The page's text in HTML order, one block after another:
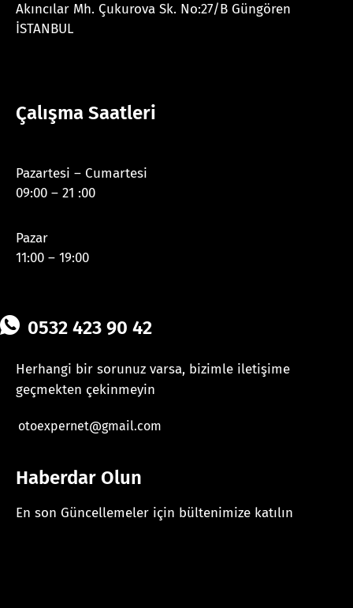
Akıncılar Mh. Çukurova Sk. No:27/B Güngören
İSTANBUL
Çalışma Saatleri
Pazartesi – Cumartesi
09:00 – 21 :00
Pazar
11:00 – 19:00
0532 423 90 42
Herhangi bir sorunuz varsa, bizimle iletişime
geçmekten çekinmeyin
otoexpernet@gmail.com
Haberdar Olun
En son Güncellemeler için bültenimize katılın